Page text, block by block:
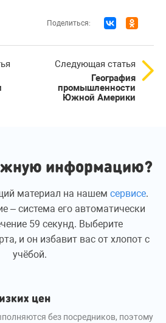
Поделиться:
Следующая статья
География
промышленности
Южной Америки
информацию?
материал на нашем сервисе.
– система его автоматически
59 секунд. Выберите
и он избавит вас от хлопот с
учёбой.
цен
без посредников, поэтому